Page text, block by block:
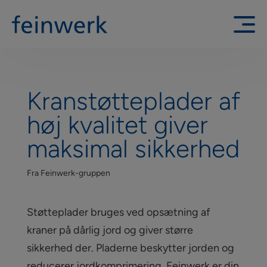
Kranstøtteplader af
høj kvalitet giver
maksimal sikkerhed
Fra Feinwerk-gruppen
Støtteplader bruges ved opsætning af
kraner på dårlig jord og giver større
sikkerhed der. Pladerne beskytter jorden og